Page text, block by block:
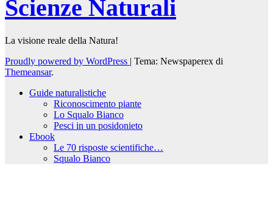
Scienze Naturali
La visione reale della Natura!
Proudly powered by WordPress | Tema: Newspaperex di
Themeansar.
Guide naturalistiche
Riconoscimento piante
Lo Squalo Bianco
Pesci in un posidonieto
Ebook
Le 70 risposte scientifiche…
Squalo Bianco